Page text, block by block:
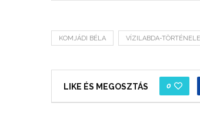
KOMJÁDI BÉLA VÍZILABDA-
LIKE ÉS MEGOSZTÁS 0